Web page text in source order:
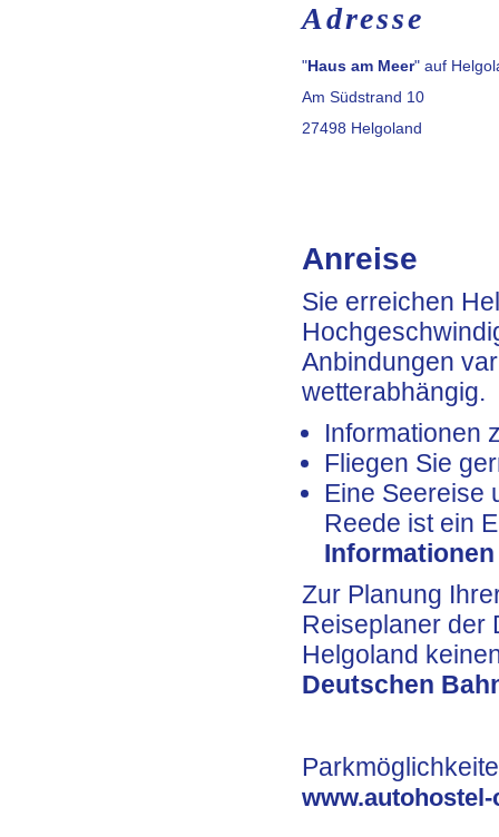
Adresse
"Haus am Meer" auf
Am Südstrand 10
27498 Helgoland
Anreise
Sie erreichen
Anbindungen
wetterabhängig.
Informationen
Fliegen Sie
Eine Seereise
Reede ist ein
Zur Planung
Reiseplaner der
Helgoland
Deutschen